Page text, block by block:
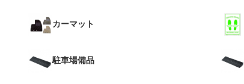
カーマット
駐車場備品